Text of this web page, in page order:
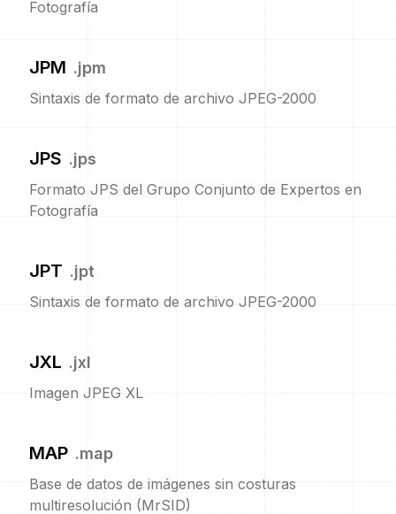
Fotografía
JPM .jpm
Sintaxis de formato de archivo JPEG-2000
JPS .jps
Formato JPS del Grupo Conjunto de Expertos en
Fotografía
JPT .jpt
Sintaxis de formato de archivo JPEG-2000
JXL .jxl
Imagen JPEG XL
MAP .map
Base de datos de imágenes sin costuras
multiresolución (MrSID)